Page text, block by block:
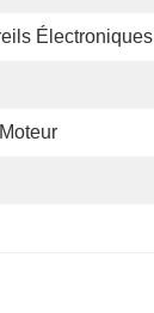
Électroniques